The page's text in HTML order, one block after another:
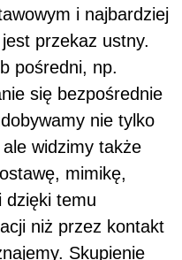
i najbardziej
przekaz ustny.
pośredni, np.
się bezpośrednie
nie tylko
widzimy także
mimikę,
dzięki temu
niż przez kontakt
Skupienie